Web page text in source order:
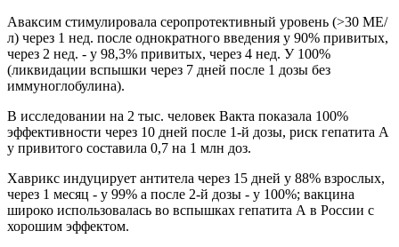
Аваксим стимулировала серопротективный уровень (>30 МЕ/
л) через 1 нед. после однократного введения у 90% привитых,
через 2 нед. - у 98,3% привитых, через 4 нед. У 100%
(ликвидации вспышки через 7 дней после 1 дозы без
иммуноглобулина).
В исследовании на 2 тыс. человек Вакта показала 100%
эффективности через 10 дней после 1-й дозы, риск гепатита А
у привитого составила 0,7 на 1 млн доз.
Хаврикс индуцирует антитела через 15 дней у 88% взрослых,
через 1 месяц - у 99% а после 2-й дозы - у 100%; вакцина
широко использовалась во вспышках гепатита А в России с
хорошим эффектом.